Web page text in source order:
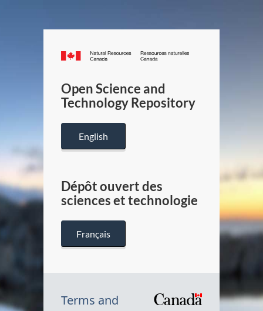
Canada.ca
/
Canada
Open Science and
Technology Repository
English
Dépôt ouvert des
sciences et technologie
Français
Terms and